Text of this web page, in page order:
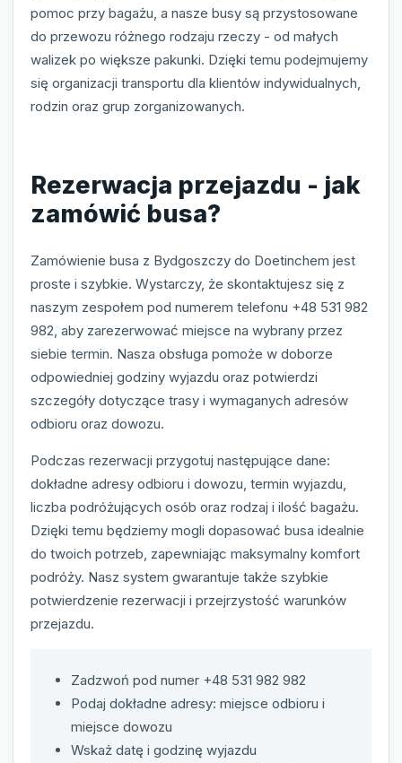
pomoc przy bagażu, a nasze busy są przystosowane
do przewozu różnego rodzaju rzeczy - od małych
walizek po większe pakunki. Dzięki temu podejmujemy
się organizacji transportu dla klientów indywidualnych,
rodzin oraz grup zorganizowanych.
Rezerwacja przejazdu - jak
zamówić busa?
Zamówienie busa z Bydgoszczy do Doetinchem jest
proste i szybkie. Wystarczy, że skontaktujesz się z
naszym zespołem pod numerem telefonu +48 531 982
982, aby zarezerwować miejsce na wybrany przez
siebie termin. Nasza obsługa pomoże w doborze
odpowiedniej godziny wyjazdu oraz potwierdzi
szczegóły dotyczące trasy i wymaganych adresów
odbioru oraz dowozu.
Podczas rezerwacji przygotuj następujące dane:
dokładne adresy odbioru i dowozu, termin wyjazdu,
liczba podróżujących osób oraz rodzaj i ilość bagażu.
Dzięki temu będziemy mogli dopasować busa idealnie
do twoich potrzeb, zapewniając maksymalny komfort
podróży. Nasz system gwarantuje także szybkie
potwierdzenie rezerwacji i przejrzystość warunków
przejazdu.
Zadzwoń pod numer +48 531 982 982
Podaj dokładne adresy: miejsce odbioru i
miejsce dowozu
Wskaż datę i godzinę wyjazdu